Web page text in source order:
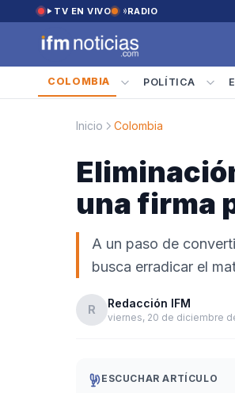
Saltar al contenido
TV EN VIVO RADIO
COLOMBIA POLÍTICA
Inicio Colombia
una firma
A un paso de
busca erradicar el
R Redacción IFM
viernes, 20 de diciembre
ESCUCHAR ARTÍCULO